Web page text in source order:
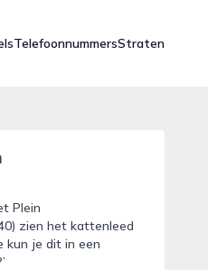
TelefoonnummersStraten
Plein
zien het kattenleed
kun je dit in een